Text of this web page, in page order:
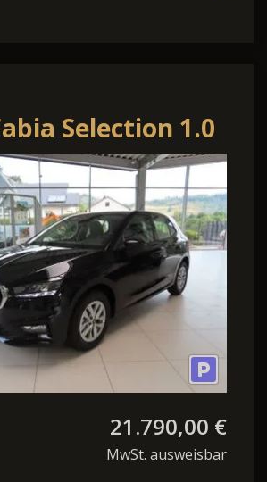
Selection 1.0
SmartLink
21.790,00 €
MwSt. ausweisbar